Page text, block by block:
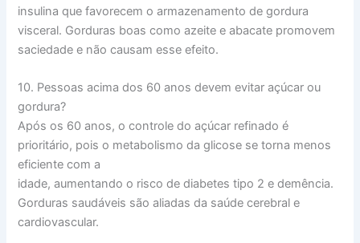
insulina que favorecem o armazenamento de gordura
visceral. Gorduras boas como azeite e abacate promovem
saciedade e não causam esse efeito.
10. Pessoas acima dos 60 anos devem evitar açúcar ou
gordura?
Após os 60 anos, o controle do açúcar refinado é
prioritário, pois o metabolismo da glicose se torna menos
eficiente com a
idade, aumentando o risco de diabetes tipo 2 e demência.
Gorduras saudáveis são aliadas da saúde cerebral e
cardiovascular.